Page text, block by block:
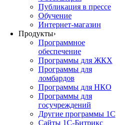
Публикация в прессе
Обучение
Интернет-магазин
Продукты›
Программное
обеспечение
Программы для ЖКХ
Программы для
ломбардов
Программы для НКО
Программы для
госучреждений
Другие программы 1С
Сайты 1С-Битрикс